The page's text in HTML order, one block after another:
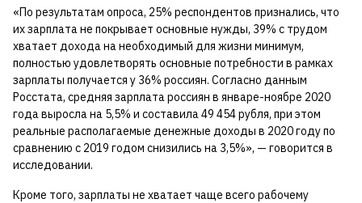
«По результатам опроса, 25% респондентов признались, что
их зарплата не покрывает основные нужды, 39% с трудом
хватает дохода на необходимый для жизни минимум,
полностью удовлетворять основные потребности в рамках
зарплаты получается у 36% россиян. Согласно данным
Росстата, средняя зарплата россиян в январе-ноябре 2020
года выросла на 5,5% и составила 49 454 рубля, при этом
реальные располагаемые денежные доходы в 2020 году по
сравнению с 2019 годом снизились на 3,5%», — говорится в
исследовании.
Кроме того, зарплаты не хватает чаще всего рабочему